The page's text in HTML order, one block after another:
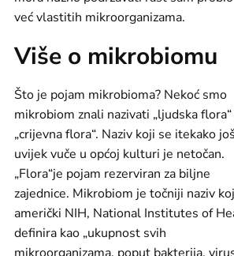
već vlastitih mikroorganizama.
Više o mikrobiomu
Što je pojam mikrobioma? Nekoć smo
mikrobiom znali nazivati „ljudska
„crijevna flora“. Naziv koji se itekako još
uvijek vuče u općoj kulturi je netočan.
„Flora“je pojam rezerviran za biljne
zajednice. Mikrobiom je točniji naziv
američki NIH, National Institutes of
definira kao „ukupnost svih